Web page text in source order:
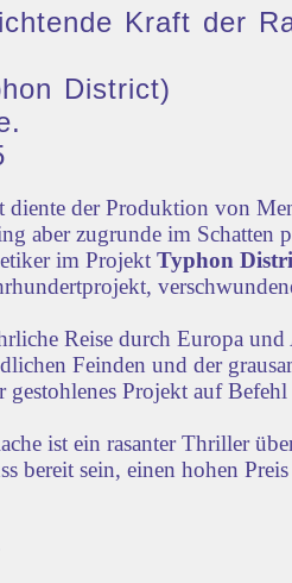
Kraft der
District)
diente der Produktion von
aber zugrunde im Schatten
im ProjektTyphon
Reise durch Europa
Feinden und der
Projekt auf
ist ein rasanter Thriller
bereit sein, einen hohen